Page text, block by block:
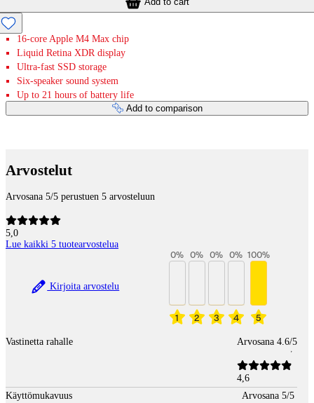
16-core Apple M4 Max chip
Liquid Retina XDR display
Ultra-fast SSD storage
Six-speaker sound system
Up to 21 hours of battery life
Add to comparison
Arvostelut
Arvosana 5/5 perustuen 5 arvosteluun
5,0
Lue kaikki 5 tuotearvostelua
Kirjoita arvostelu
1
0%
2
0%
3
0%
4
0%
5
100%
Vastinetta rahalle Arvosana 4.6/5
4,6
Käyttömukavuus
Arvosana 5/5